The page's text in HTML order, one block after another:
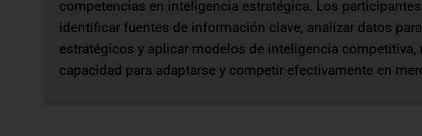
competencias en inteligencia estratégica. Los
identificar fuentes de información clave, analizar datos
estratégicos y aplicar modelos de inteligencia competitiva,
capacidad para adaptarse y competir efectivamente en